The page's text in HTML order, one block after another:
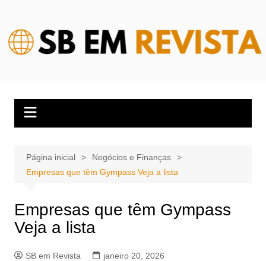
conteúdo
Página inicial
Negócios e Finanças
Empresas que têm Gympass Veja a lista
Empresas que têm Gympass
Veja a lista
SB em Revista
janeiro 20, 2026